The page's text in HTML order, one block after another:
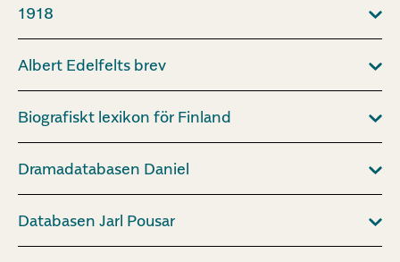
1918
Albert Edelfelts brev
Biografiskt lexikon för Finland
Dramadatabasen Daniel
Databasen Jarl Pousar